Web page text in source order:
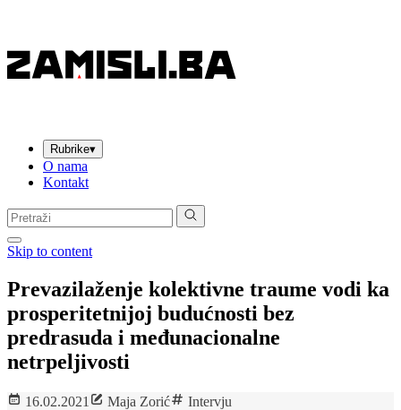
Rubrike▾
O nama
Kontakt
Pretraga:
Skip to content
Prevazilaženje kolektivne traume vodi ka
prosperitetnijoj budućnosti bez
predrasuda i međunacionalne
netrpeljivosti
16.02.2021 Maja Zorić Intervju